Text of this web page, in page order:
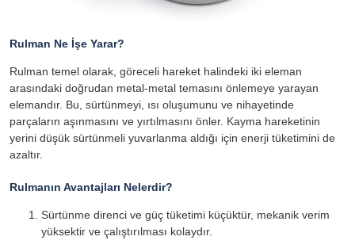
Rulman Ne İşe Yarar?
Rulman temel olarak, göreceli hareket halindeki iki eleman
arasındaki doğrudan metal-metal temasını önlemeye yarayan
elemandır. Bu, sürtünmeyi, ısı oluşumunu ve nihayetinde
parçaların aşınmasını ve yırtılmasını önler. Kayma hareketinin
yerini düşük sürtünmeli yuvarlanma aldığı için enerji tüketimini de
azaltır.
Rulmanın Avantajları Nelerdir?
Sürtünme direnci ve güç tüketimi küçüktür, mekanik verim
yüksektir ve çalıştırılması kolaydır.